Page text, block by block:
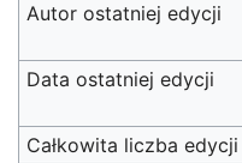
Autor ostatniej edycji
Data ostatniej edycji
Całkowita liczba edycji